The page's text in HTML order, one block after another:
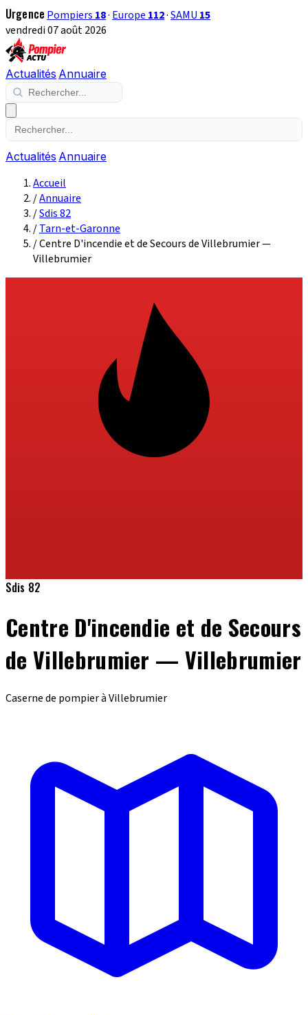
Urgence Pompiers 18· Europe 112·SAMU 15
vendredi 07 août 2026
Actualités Annuaire
Actualités Annuaire
Accueil
/Annuaire
/Sdis 82
/Tarn-et-Garonne
/Centre D'incendie et de Secours de Villebrumier —
Villebrumier
Sdis 82
Centre D'incendie et de Secours
de Villebrumier — Villebrumier
Caserne de pompier à Villebrumier